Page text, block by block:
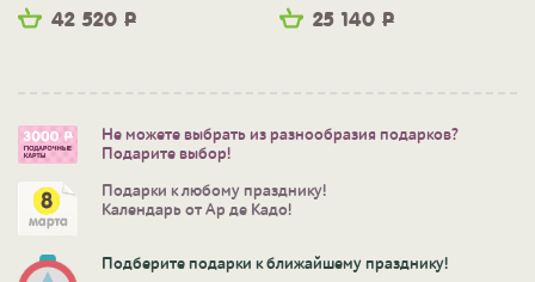
42 520 Р
25 140 Р
Не можете выбрать из разнообразия подарков?
Подарите выбор!
Подарки к любому празднику!
Календарь от Ар де Кадо!
Подберите подарки к ближайшему празднику!